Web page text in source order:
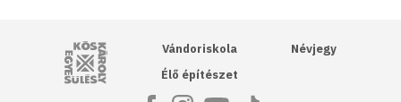
Kós Károly Egyesülés
Vándoriskola
Élő építészet
Névjegy